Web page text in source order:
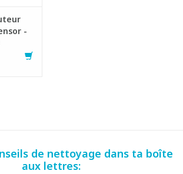
-
de nettoyage dans ta boîte
aux lettres: